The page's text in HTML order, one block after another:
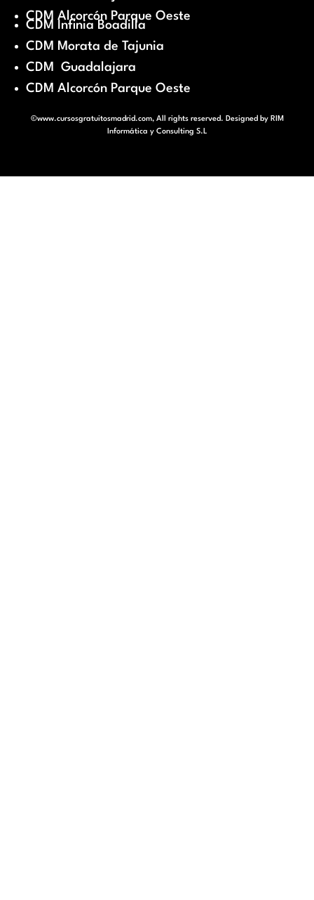
CDM Alcorcón Parque Oeste
CDM Infinia Boadilla
CDM Morata de Tajunia
CDM Guadalajara
CDM Alcorcón Parque Oeste
©www.cursosgratuitosmadrid.com, All rights reserved. Designed by RIM
Informática y Consulting S.L